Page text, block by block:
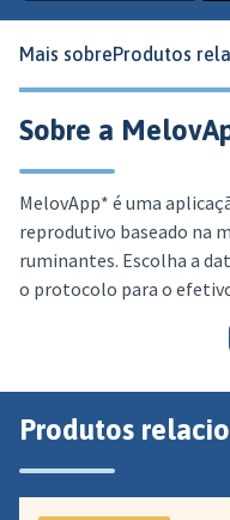
Mais sobreProdutos
Sobre a
MelovApp* é uma
reprodutivo baseado na
ruminantes. Escolha a
o protocolo para o
Produtos